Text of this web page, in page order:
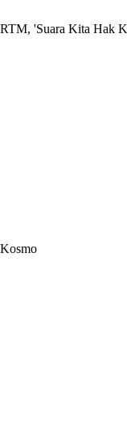
RTM, 'Suara Kita Hak
Kosmo